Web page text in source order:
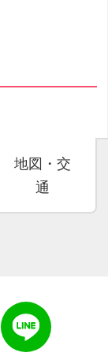
地図・交
通